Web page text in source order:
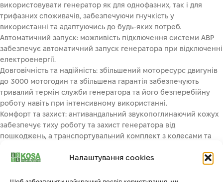
Налаштування cookies
використовувати генератор як для однофазних, так і для
трифазних споживачів, забезпечуючи гнучкість у
використанні та адаптуючись до будь-яких потреб.
Автоматичний запуск: можливість підключення системи АВР
забезпечує автоматичний запуск генератора при відключенні
електроенергії.
Довговічність та надійність: збільшений моторесурс двигунів
до 3000 мотогодин та збільшена гарантія забезпечують
тривалий термін служби генератора та його безперебійну
роботу навіть при інтенсивному використанні.
Комфорт та захист: антивандальний звукопоглинаючий кожух
забезпечує тиху роботу та захист генератора від
пошкоджень, а транспортувальний комплект з колесами та
фірмові двигуни:
бензинових, виробляються за ліцензією DIMAX Int. GmbH та